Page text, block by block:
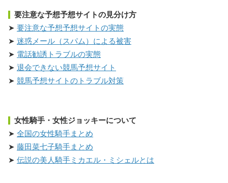
要注意な予想予想サイトの見分け方
要注意な予想予想サイトの実態
迷惑メール（スパム）による被害
電話勧誘トラブルの実態
退会できない競馬予想サイト
競馬予想サイトのトラブル対策
女性騎手・女性ジョッキーについて
全国の女性騎手まとめ
藤田菜七子騎手まとめ
伝説の美人騎手ミカエル・ミシェルとは